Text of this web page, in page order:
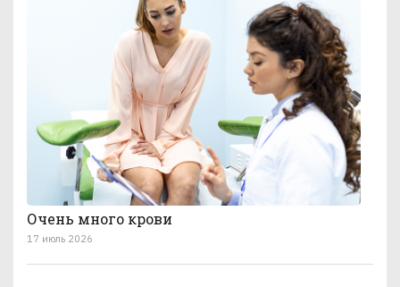
Очень много крови
17 июль 2026